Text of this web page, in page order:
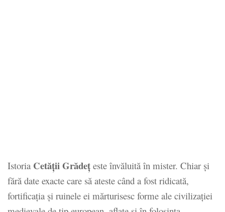
Istoria Cetăţii Grădeţ este învăluită în mister. Chiar şi
fără date exacte care să ateste când a fost ridicată,
fortificaţia şi ruinele ei mărturisesc forme ale civilizaţiei